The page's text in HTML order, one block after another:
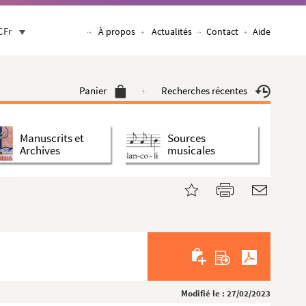
À propos Actualités Contact Aide
Panier Recherches récentes
Manuscrits et
Archives
Sources
musicales
Modifié le : 27/02/2023